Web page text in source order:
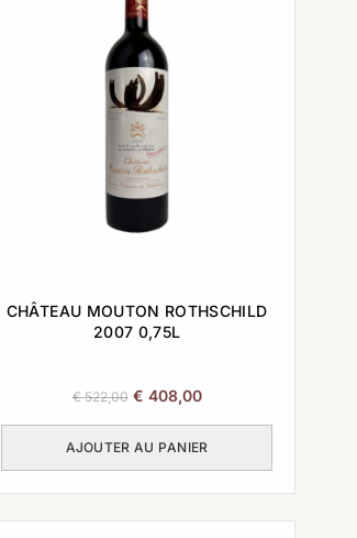
CHÂTEAU MOUTON ROTHSCHILD
2007 0,75L
€522,00 Le
initial
€ 408,00Le
actuel
AJOUTER AU PANIER